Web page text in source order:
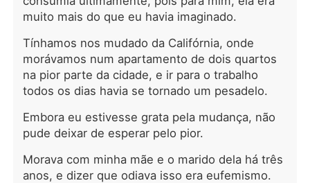
muito mais do que eu havia imaginado.
Tínhamos nos mudado da Califórnia, onde
morávamos num apartamento de dois quartos
na pior parte da cidade, e ir para o trabalho
todos os dias havia se tornado um pesadelo.
Embora eu estivesse grata pela mudança, não
pude deixar de esperar pelo pior.
Morava com minha mãe e o marido dela há três
anos, e dizer que odiava isso era eufemismo.